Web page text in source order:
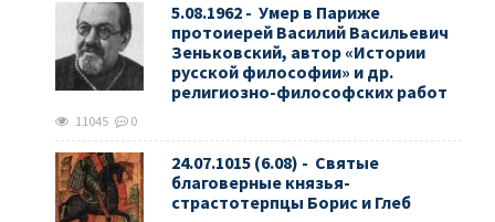
5.08.1962 - Умер в Париже
протоиерей Василий Васильевич
Зеньковский, автор «Истории
русской философии» и др.
религиозно-философских работ
11045 0
24.07.1015 (6.08) - Святые
благоверные князья-
страстотерпцы Борис и Глеб